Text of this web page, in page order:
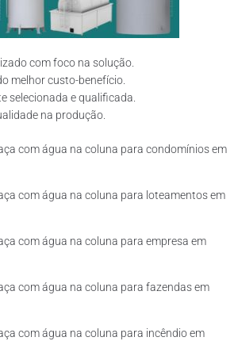
com foco na solução.
melhor custo-benefício.
selecionada e qualificada.
na produção.
com água na coluna para condomínios em
com água na coluna para loteamentos em
com água na coluna para empresa em
com água na coluna para fazendas em
com água na coluna para incêndio em